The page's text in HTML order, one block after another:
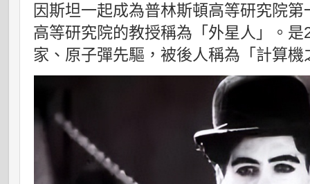
因斯坦一起成為普林斯頓高等研究院
高等研究院的教授稱為「外星人」。
家、原子彈先驅，被後人稱為「計算